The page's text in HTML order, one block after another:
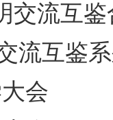
交流互
流互鉴
会